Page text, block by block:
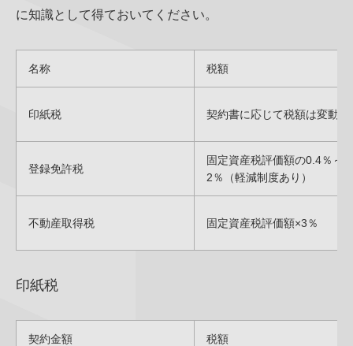
に知識として得ておいてください。
名称 税額
印紙税 契約書に応じて税額は変動
登録免許税
固定資産税評価額の0.4％～
2％（軽減制度あり）
不動産取得税 固定資産税評価額×3％
印紙税
契約金額 税額